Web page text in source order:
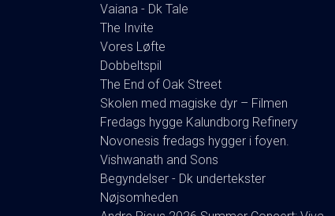
Vaiana - Dk Tale
The Invite
Vores Løfte
Dobbeltspil
The End of Oak Street
Skolen med magiske dyr – Filmen
Fredags hygge Kalundborg Refinery
Novonesis fredags hygger i foyen.
Vishwanath and Sons
Begyndelser - Dk undertekster
Nøjsomheden